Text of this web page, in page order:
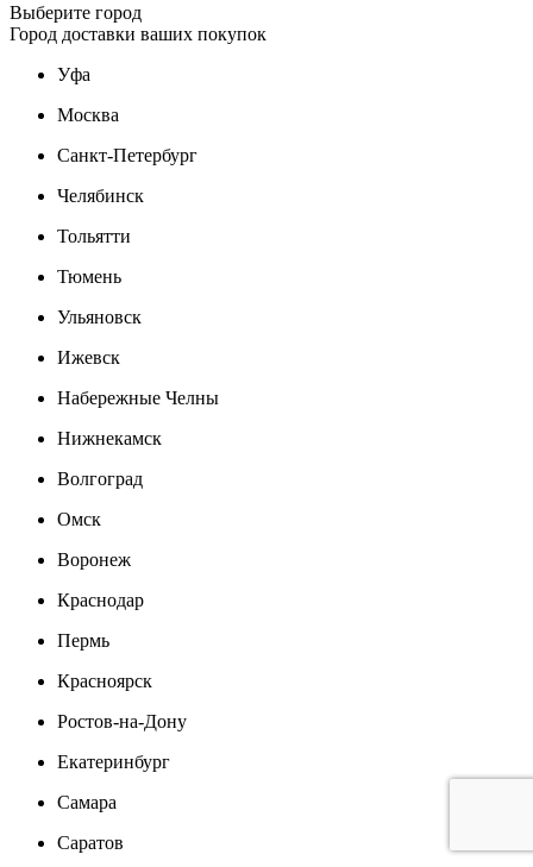
Выберите город
Город доставки ваших покупок
Уфа
Москва
Санкт-Петербург
Челябинск
Тольятти
Тюмень
Ульяновск
Ижевск
Набережные Челны
Нижнекамск
Волгоград
Омск
Воронеж
Краснодар
Пермь
Красноярск
Ростов-на-Дону
Екатеринбург
Самара
Саратов